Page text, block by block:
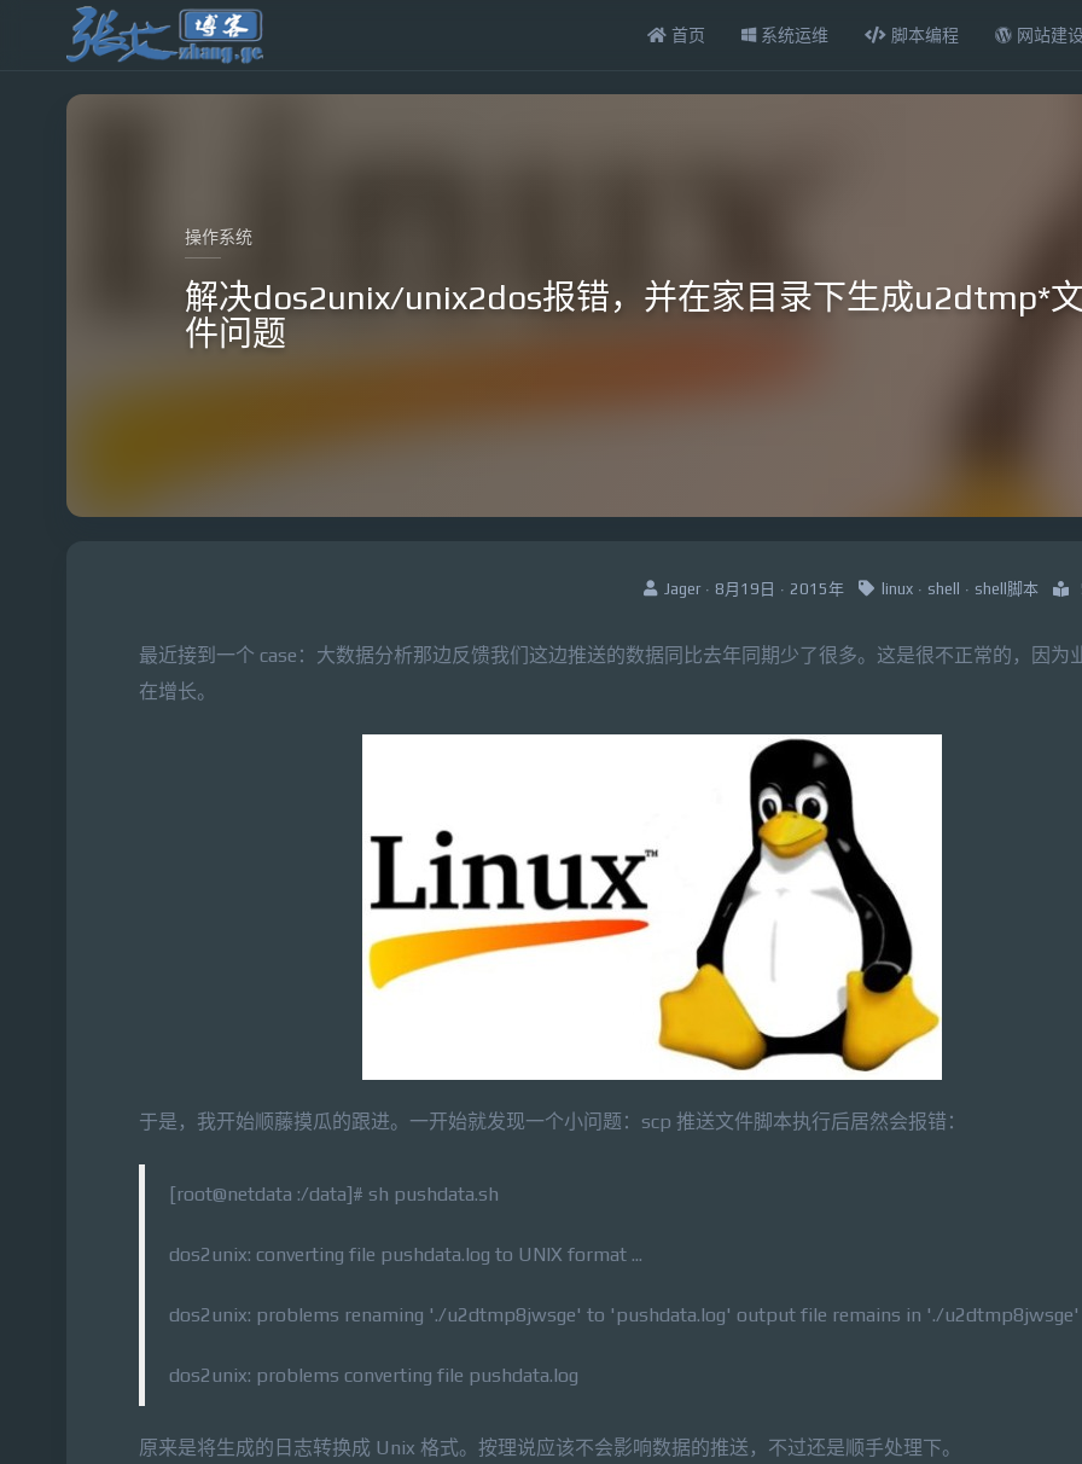
首页 系统运维 脚本编程 网站建
操作系统
解决dos2unix/unix2dos报错，并在家目录下生成u2dtmp*
件问题
Jager · 8月19日 · 2015年 linux· shell · shell脚本
最近接到一个 case：大数据分析那边反馈我们这边推送的数据同比去年同期少了很多。这是很不正常的，因为
在增长。
于是，我开始顺藤摸瓜的跟进。一开始就发现一个小问题：scp 推送文件脚本执行后居然会报错：
[root@netdata :/data]# sh pushdata.sh
dos2unix: converting file pushdata.log to UNIX format ...
dos2unix: problems renaming './u2dtmp8jwsge' to 'pushdata.log' output file remains in './u2dtmp8jwsge'
dos2unix: problems converting file pushdata.log
原来是将生成的日志转换成 Unix 格式。按理说应该不会影响数据的推送，不过还是顺手处理下。